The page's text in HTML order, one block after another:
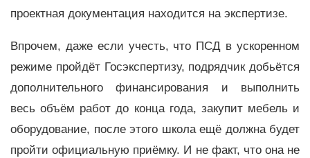
проектная документация находится на экспертизе.
Впрочем, даже если учесть, что ПСД в ускоренном
режиме пройдёт Госэкспертизу, подрядчик добьётся
дополнительного финансирования и выполнить
весь объём работ до конца года, закупит мебель и
оборудование, после этого школа ещё должна будет
пройти официальную приёмку. И не факт, что она не